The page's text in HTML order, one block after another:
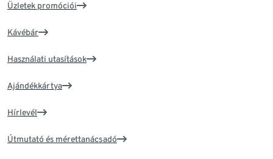
Üzletek promóciói
Kávébár
Használati utasítások
Ajándékkártya
Hírlevél
Útmutató és mérettanácsadó